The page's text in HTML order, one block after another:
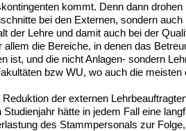
kommt. Denn dann
bei den Externen, sondern
der Lehre und damit auch bei der
allem die Bereiche, in denen das
ist, und die nicht Anlagen- sondern
bzw WU, wo auch die meisten
Reduktion der externen
Studienjahr hätte in jedem Fall eine
des Stammpersonals zur